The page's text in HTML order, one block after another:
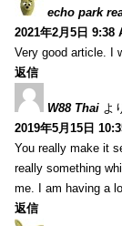
echo park
2021年2月5日 9:38
Very good article. I
返信
W88 Thai よ
2019年5月15日
You really make it
really something
me. I am having a
返信